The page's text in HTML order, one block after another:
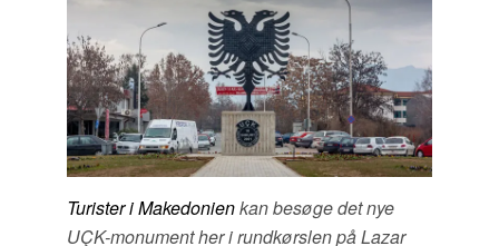
Turister i Makedonienkan besøge det nye
UÇK-monument her i rundkørslen på Lazar